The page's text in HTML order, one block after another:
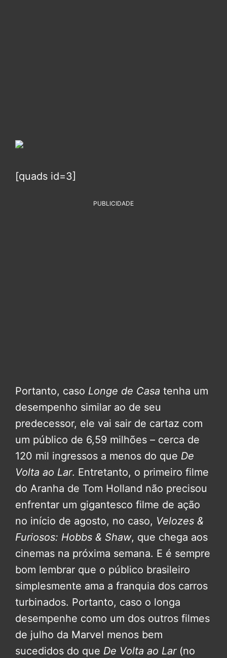
[quads id=3]
PUBLICIDADE
Portanto, caso Longe de Casa tenha um
desempenho similar ao de seu
predecessor, ele vai sair de cartaz com
um público de 6,59 milhões – cerca de
120 mil ingressos a menos do que De
Volta ao Lar. Entretanto, o primeiro filme
do Aranha de Tom Holland não precisou
enfrentar um gigantesco filme de ação
no início de agosto, no caso, Velozes &
Furiosos: Hobbs & Shaw, que chega aos
cinemas na próxima semana. E é sempre
bom lembrar que o público brasileiro
simplesmente ama a franquia dos carros
turbinados. Portanto, caso o longa
desempenhe como um dos outros filmes
de julho da Marvel menos bem
sucedidos do que De Volta ao Lar(no